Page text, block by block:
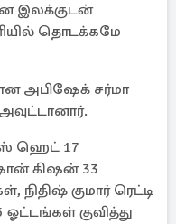
இலக்குடன்
தொடக்கமே
அபிஷேக் சர்மா
ஹெட் 17
கிஷன் 33
குமார் ரெட்டி
குவித்து